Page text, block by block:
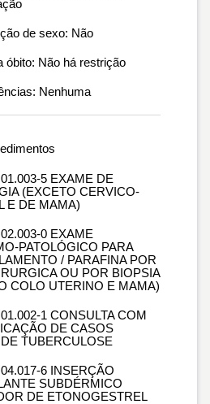
de sexo: Não
óbito: Não há restrição
Nenhuma
5 EXAME DE
(EXCETO CERVICO-
E DE MAMA)
0 EXAME
PATOLÓGICO PARA
/ PARAFINA POR
OU POR BIOPSIA
COLO UTERINO E MAMA)
1 CONSULTA COM
DE CASOS
TUBERCULOSE
6 INSERÇÃO
SUBDÉRMICO
DE ETONOGESTREL